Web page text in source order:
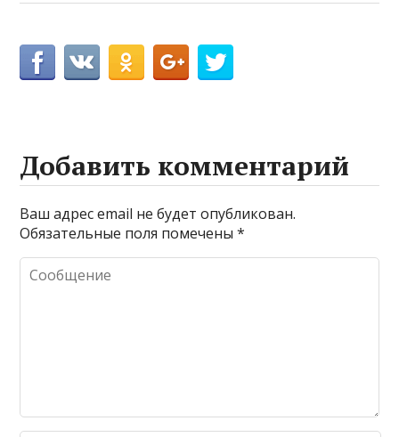
Добавить комментарий
Ваш адрес email не будет опубликован.
Обязательные поля помечены*